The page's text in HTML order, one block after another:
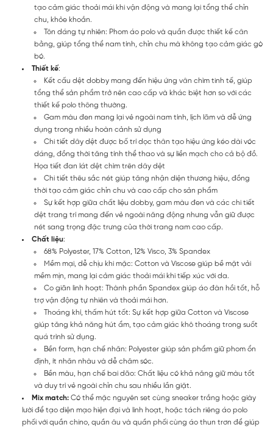
tạo cảm giác thoải mái khi vận động và mang lại tổng thể chỉn
chu, khỏe khoắn.
Tôn dáng tự nhiên: Phom áo polo và quần được thiết kế cân
bằng, giúp tổng thể nam tính, chỉn chu mà không tạo cảm giác gò
bó.
Thiết kế:
Kết cấu dệt dobby mang đến hiệu ứng vân chìm tinh tế, giúp
tổng thể sản phẩm trở nên cao cấp và khác biệt hơn so với các
thiết kế polo thông thường.
Gam màu đen mang lại vẻ ngoài nam tính, lịch lãm và dễ ứng
dụng trong nhiều hoàn cảnh sử dụng
Chi tiết dây dệt được bố trí dọc thân tạo hiệu ứng kéo dài vóc
dáng, đồng thời tăng tính thể thao và sự liền mạch cho cả bộ đồ.
Họa tiết đan lát dệt chìm trên dây dệt
Chi tiết thêu sắc nét giúp tăng nhận diện thương hiệu, đồng
thời tạo cảm giác chỉn chu và cao cấp cho sản phẩm
Sự kết hợp giữa chất liệu dobby, gam màu đen và các chi tiết
dệt trang trí mang đến vẻ ngoài năng động nhưng vẫn giữ được
nét sang trọng đặc trưng của thời trang nam cao cấp.
Chất liệu:
68% Polyester, 17% Cotton, 12% Visco, 3% Spandex
Mềm mại, dễ chịu khi mặc: Cotton và Viscose giúp bề mặt vải
mềm mịn, mang lại cảm giác thoải mái khi tiếp xúc với da.
Co giãn linh hoạt: Thành phần Spandex giúp áo đàn hồi tốt, hỗ
trợ vận động tự nhiên và thoải mái hơn.
Thoáng khí, thấm hút tốt: Sự kết hợp giữa Cotton và Viscose
giúp tăng khả năng hút ẩm, tạo cảm giác khô thoáng trong suốt
quá trình sử dụng.
Bền form, hạn chế nhăn: Polyester giúp sản phẩm giữ phom ổn
định, ít nhăn nhàu và dễ chăm sóc.
Bền màu, hạn chế bai dão: Chất liệu có khả năng giữ màu tốt
và duy trì vẻ ngoài chỉn chu sau nhiều lần giặt.
Mix match: Có thể mặc nguyên set cùng sneaker trắng hoặc giày
lười để tạo diện mạo hiện đại và linh hoạt, hoặc tách riêng áo polo
phối với quần chino, quần âu và quần phối cùng áo thun trơn để giúp